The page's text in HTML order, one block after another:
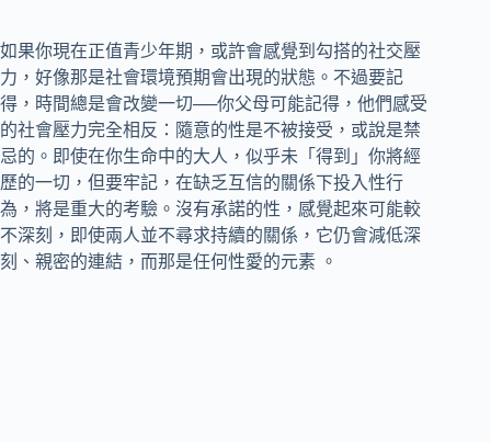
如果你現在正值青少年期，或許會感覺到勾搭的社交壓
力，好像那是社會環境預期會出現的狀態。不過要記
得，時間總是會改變一切──你父母可能記得，他們感受
的社會壓力完全相反：‬隨意的性是不被接受，或說是禁
忌的。即使在你生命中的大人，似乎未「得到」你將經
歷的一切，但要牢記，在缺乏互信的關係下投入性行
為，將是重大的考驗。沒有承諾的性，感覺起來可能較
不深刻，即使兩人並不尋求持續的關係，它仍會減低深
刻、親密的連結，而那是任何性愛的元素 。‬‬‬‬‬‬‬‬‬‬